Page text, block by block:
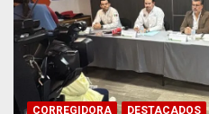
CORREGIDORA DESTACADOS